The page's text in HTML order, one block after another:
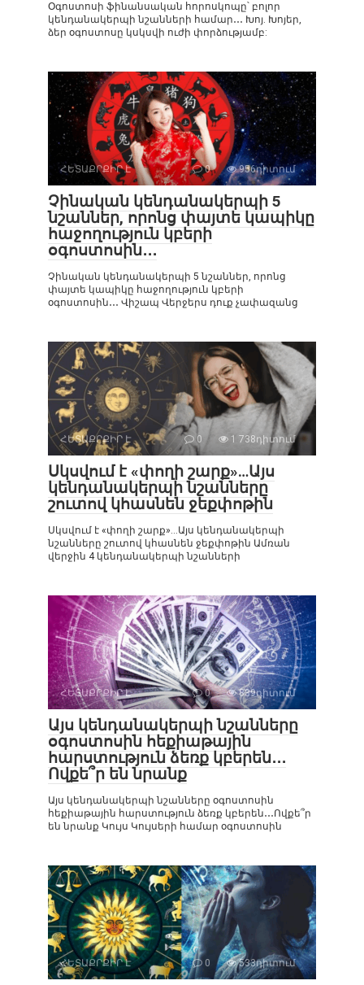
Օգոստոսի ֆինանսական հորոսկոպը՝ բոլոր
կենդանակերպի նշանների համար․․․ Խոյ. Խոյեր,
ձեր օգոստոսը կսկսվի ուժի փորձությամբ:
ՀԵՏԱՔՐՔԻՐ Է 0 956դիտում
Չինական կենդանակերպի 5
նշաններ, որոնց փայտե կապիկը
հաջողություն կբերի
օգոստոսին․․․
Չինական կենդանակերպի 5 նշաններ, որոնց
փայտե կապիկը հաջողություն կբերի
օգոստոսին․․․ Վիշապ Վերջերս դուք չափազանց
ՀԵՏԱՔՐՔԻՐ Է 0 1 738դիտում
Սկսվում է «փողի շարք»…Այս
կենդանակերպի նշանները
շուտով կհասնեն ջեքփոթին
Սկսվում է «փողի շարք»…Այս կենդանակերպի
նշանները շուտով կհասնեն ջեքփոթին Ամռան
վերջին 4 կենդանակերպի նշանների
ՀԵՏԱՔՐՔԻՐ Է 0 839դիտում
Այս կենդանակերպի նշանները
օգոստոսին հեքիաթային
հարստություն ձեռք կբերեն․․․
Ովքե՞ր են նրանք
Այս կենդանակերպի նշանները օգոստոսին
հեքիաթային հարստություն ձեռք կբերեն․․․Ովքե՞ր
են նրանք Կույս Կույսերի համար օգոստոսին
ՀԵՏԱՔՐՔԻՐ Է 0 533դիտում